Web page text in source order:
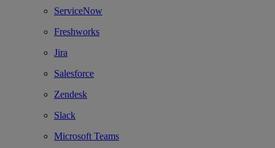
ServiceNow
Freshworks
Jira
Salesforce
Zendesk
Slack
Microsoft Teams